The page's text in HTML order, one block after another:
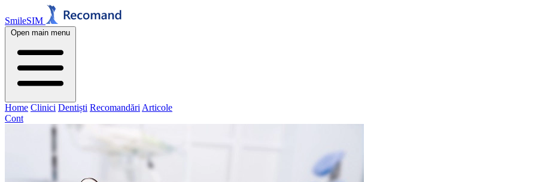
SmileSIM
Open main menu
Home Clinici Dentiști Recomandări Articole
Cont